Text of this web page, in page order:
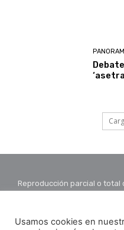
Reproducción parcial o
Usamos cookies en